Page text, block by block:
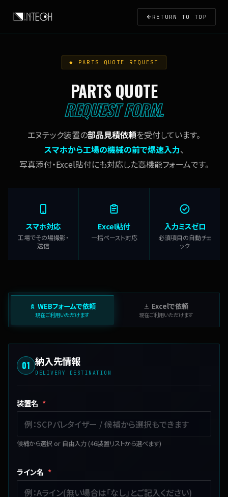
RETURN TO TOP
◆ PARTS QUOTE REQUEST
PARTS QUOTE
REQUEST FORM.
エヌテック装置の部品見積依頼を受付しています。
スマホから工場の機械の前で爆速入力、
写真添付・Excel貼付にも対応した高機能フォームです。
スマホ対応
工場でその場撮影・
送信
Excel貼付
一括ペースト対応
入力ミスゼロ
必須項目の自動チェ
ック
WEBフォームで依頼
現在ご利用いただけます
Excelで依頼
現在ご利用いただけます
01 納入先情報
DELIVERY DESTINATION
装置名 *
候補から選択 or 自由入力 (46装置リストから選べます)
ライン名 *